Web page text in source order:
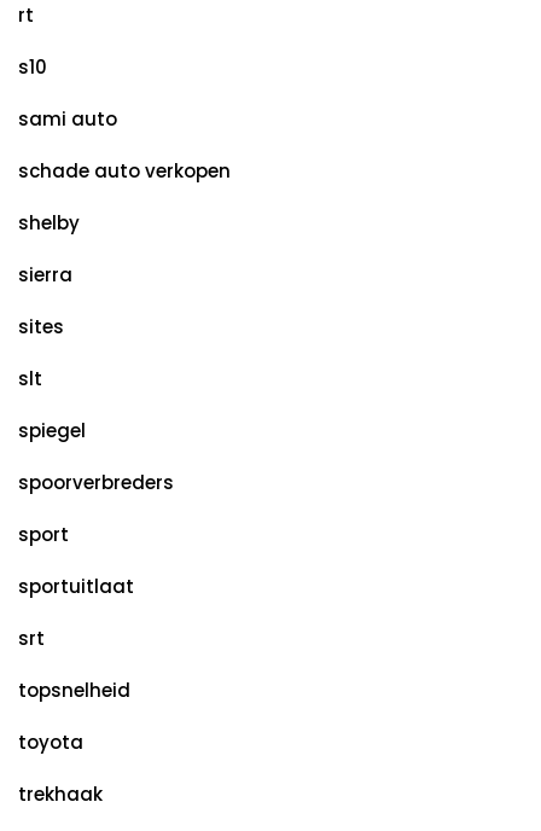
rt
s10
sami auto
schade auto verkopen
shelby
sierra
sites
slt
spiegel
spoorverbreders
sport
sportuitlaat
srt
topsnelheid
toyota
trekhaak